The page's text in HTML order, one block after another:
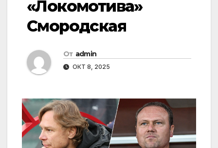
«Локомотива»
Смородская
От admin
ОКТ 8, 2025